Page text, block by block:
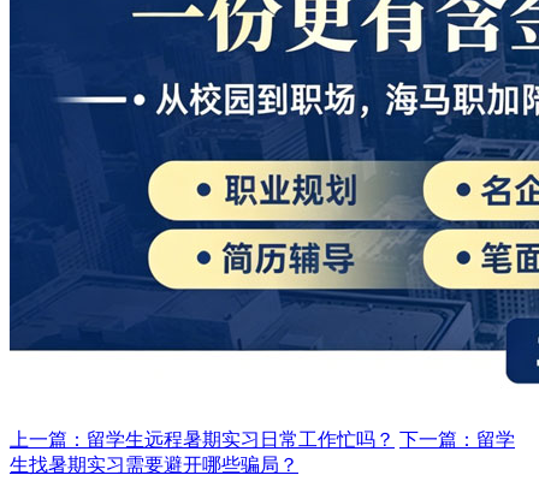
上一篇：留学生远程暑期实习日常工作忙吗？ 下一篇：留学
生找暑期实习需要避开哪些骗局？